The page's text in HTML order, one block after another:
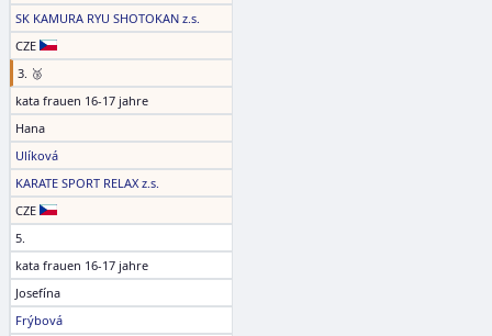
SK KAMURA RYU SHOTOKAN z.s.
CZE
3. 🥉
kata frauen 16-17 jahre
Hana
Ulíková
KARATE SPORT RELAX z.s.
CZE
5.
kata frauen 16-17 jahre
Josefína
Frýbová